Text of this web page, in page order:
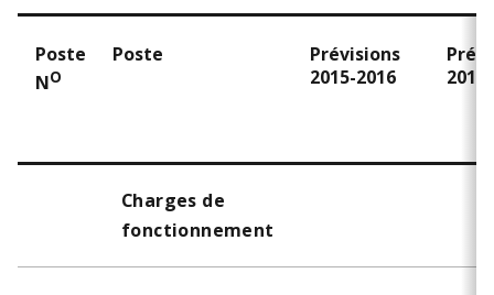
Poste
NO
Poste
Prévisions
2015-2016
Charges de
fonctionnement